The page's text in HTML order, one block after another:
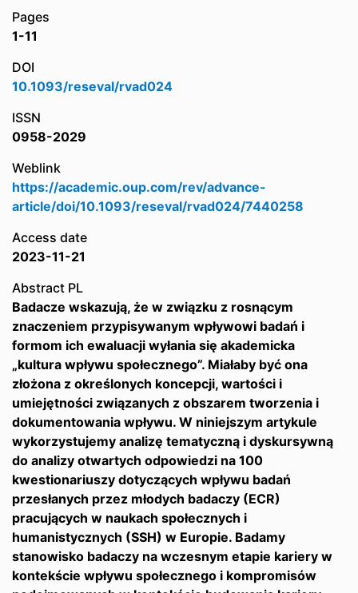
Pages
1-11
DOI
10.1093/reseval/rvad024
ISSN
0958-2029
Weblink
https://academic.oup.com/rev/advance-
article/doi/10.1093/reseval/rvad024/7440258
Access date
2023-11-21
Abstract PL
Badacze wskazują, że w związku z rosnącym
znaczeniem przypisywanym wpływowi badań i
formom ich ewaluacji wyłania się akademicka
„kultura wpływu społecznego”. Miałaby być ona
złożona z określonych koncepcji, wartości i
umiejętności związanych z obszarem tworzenia i
dokumentowania wpływu. W niniejszym artykule
wykorzystujemy analizę tematyczną i dyskursywną
do analizy otwartych odpowiedzi na 100
kwestionariuszy dotyczących wpływu badań
przesłanych przez młodych badaczy (ECR)
pracujących w naukach społecznych i
humanistycznych (SSH) w Europie. Badamy
stanowisko badaczy na wczesnym etapie kariery w
kontekście wpływu społecznego i kompromisów